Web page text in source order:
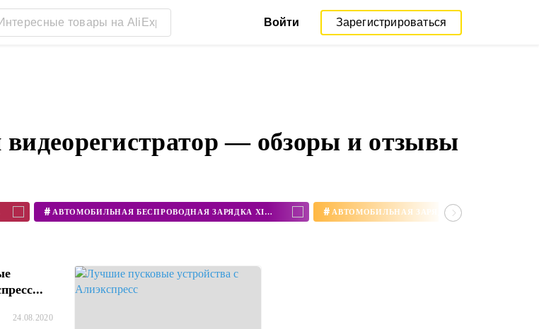
Войти Зарегистрироваться
видеорегистратор — обзоры и отзывы
# АВТОМОБИЛЬНАЯ БЕСПРОВОДНАЯ ЗАРЯДКА XIAOMI #
24.08.2020